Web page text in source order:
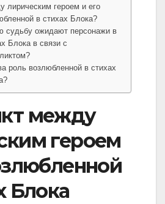
лирическим героем и его
в стихах Блока?
судьбу ожидают персонажи в
Блока в связи с
роль возлюбленной в стихах
между
героем
Блока